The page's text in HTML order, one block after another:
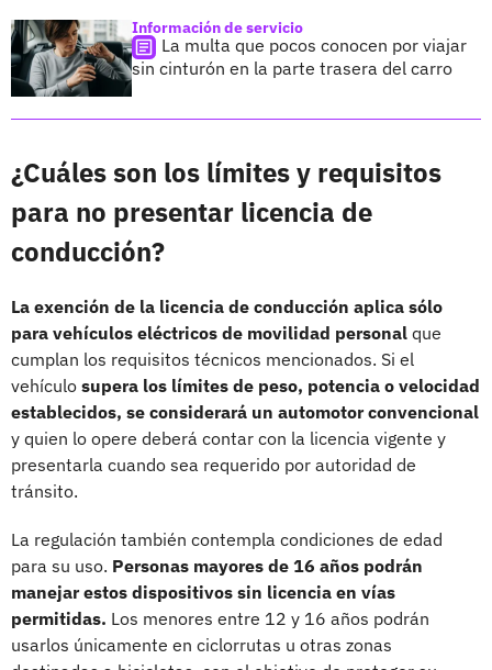
Información de servicio
La multa que pocos conocen por viajar
sin cinturón en la parte trasera del carro
¿Cuáles son los límites y requisitos
para no presentar licencia de
conducción?
La exención de la licencia de conducción aplica sólo
para vehículos eléctricos de movilidad personal que
cumplan los requisitos técnicos mencionados. Si el
vehículo supera los límites de peso, potencia o velocidad
establecidos, se considerará un automotor convencional
y quien lo opere deberá contar con la licencia vigente y
presentarla cuando sea requerido por autoridad de
tránsito.
La regulación también contempla condiciones de edad
para su uso. Personas mayores de 16 años podrán
manejar estos dispositivos sin licencia en vías
permitidas. Los menores entre 12 y 16 años podrán
usarlos únicamente en ciclorrutas u otras zonas